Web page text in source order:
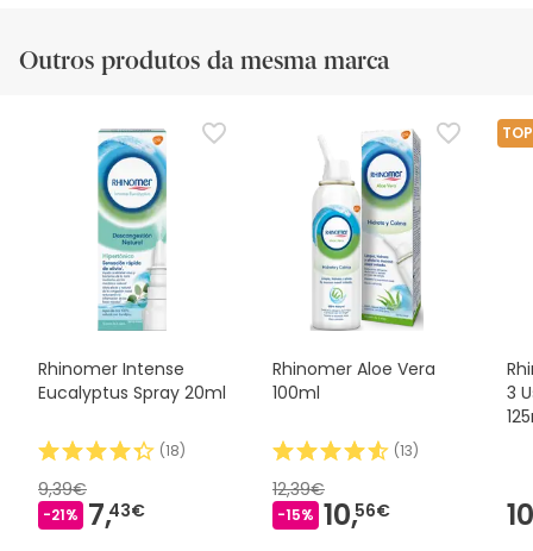
Outros produtos da mesma marca
Rhinomer Intense
Eucalyptus Spray 20ml
(18)
9,39€
-21% 7,43€
Rhinomer Aloe Vera
100ml
(13)
12,39€
-15% 10,56€
3